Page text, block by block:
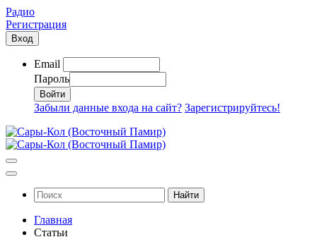
Радио
Регистрация
Вход
Email
Пароль
Забыли данные входа на сайт? Зарегистрируйтесь!
Найти
Главная
Статьи